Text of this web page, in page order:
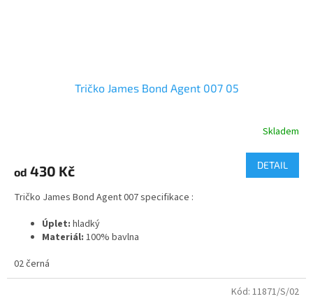
Tričko James Bond Agent 007 05
Skladem
od 430 Kč DETAIL
Tričko James Bond Agent 007 specifikace :
Úplet: hladký
Materiál: 100% bavlna
02 černá
Kód: 11871/S/02